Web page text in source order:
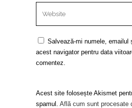
Salvează-mi numele, emailul
acest navigator pentru data
comentez.
Acest site folosește Akismet
spamul. Află cum sunt procesate